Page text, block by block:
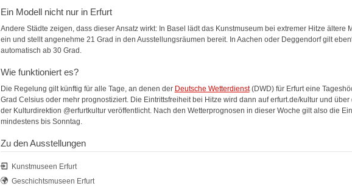
Ein Modell nicht nur in Erfurt
Andere Städte zeigen, dass dieser Ansatz wirkt: In Basel lädt das Kunstmuseum bei extremer Hitze ältere
ein und stellt angenehme 21 Grad in den Ausstellungsräumen bereit. In Aachen oder Deggendorf gilt
automatisch ab 30 Grad.
Wie funktioniert es?
Die Regelung gilt künftig für alle Tage, an denen der Deutsche Wetterdienst(DWD) für Erfurt eine
Grad Celsius oder mehr prognostiziert. Die Eintrittsfreiheit bei Hitze wird dann auf erfurt.de/kultur und
der Kulturdirektion @erfurtkultur veröffentlicht. Nach den Wetterprognosen in dieser Woche gilt also die
mindestens bis Sonntag.
Zu den Ausstellungen
Kunstmuseen Erfurt
Geschichtsmuseen Erfurt